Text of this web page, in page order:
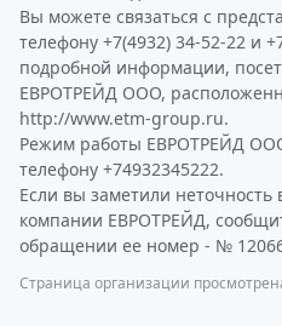
Вы можете связаться с
телефону +7(4932) 34-52-22 и
подробной информации,
ЕВРОТРЕЙД ООО,
http://www.etm-group.ru.
Режим работы ЕВРОТРЕЙД
телефону +74932345222.
Если вы заметили
компании ЕВРОТРЕЙД,
обращении ее номер - №
Страница организации